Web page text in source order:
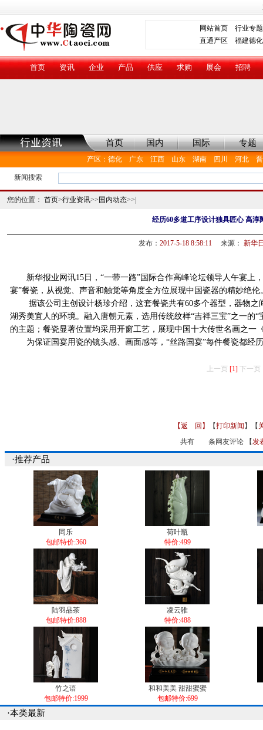
网站首页
行业专题
直通产区 福建德化
首页 资讯 企业 产品 供应 求购 展会 招聘
首页 国内 国际 专题
产区 ： 德化 广东 江西 山东 湖南 四川 河北
新闻搜索
您的位置： 首页>行业资讯>> 国内动态>>|
经历60多道工序设计独具匠心 高淳
发布： 2017-5-18 8:58:11来源： 新华
新华报业网讯15日，“一带一路”国际合作高峰论坛领导人午宴上
宴”餐瓷，从视觉、声音和触觉等角度全方位展现中国瓷器的精妙绝伦
据该公司主创设计杨珍介绍，这套餐瓷共有60多个器型，器物之
湖秀美宜人的环境。融入唐朝元素，选用传统纹样“吉祥三宝”之一的
的主题；餐瓷显著位置均采用开窗工艺，展现中国十大传世名画之一
为保证国宴用瓷的镜头感、画面感等，“丝路国宴”每件餐瓷都经
上一页 [1] 下一页
【返 回】 【打印新闻 】【
共有
条网友评论 【发
·推荐产品
同乐
包邮特价:360
荷叶瓶
特价:499
陆羽品茶
包邮特价:888
凌云骓
特价:488
竹之语
包邮特价:1999
和和美美 甜甜蜜蜜
包邮特价:699
·本类最新